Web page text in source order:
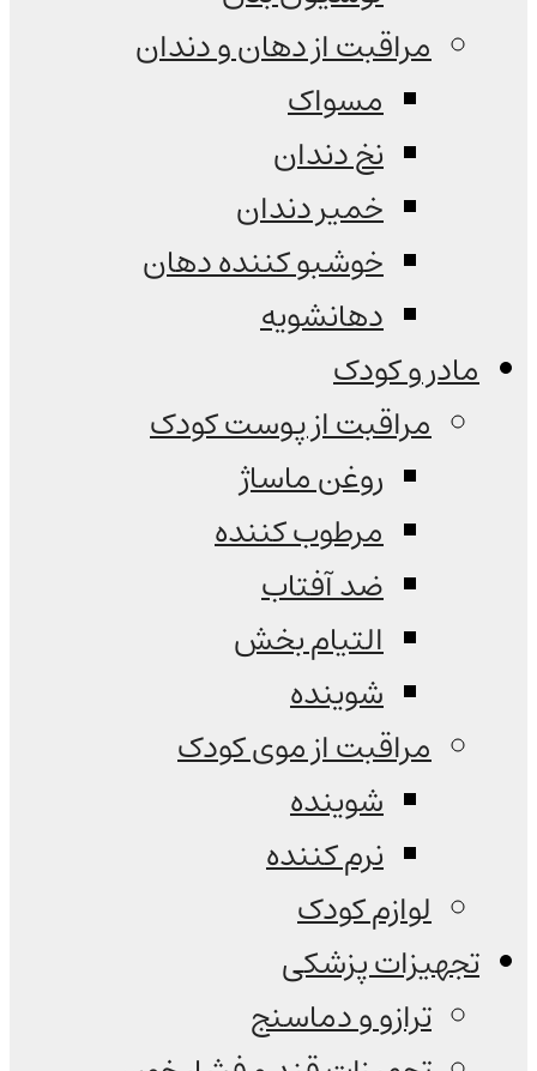
مراقبت از دهان و دندان
مسواک
نخ دندان
خمیر دندان
خوشبو کننده دهان
دهانشویه
مادر و کودک
مراقبت از پوست کودک
روغن ماساژ
مرطوب کننده
ضد آفتاب
التیام بخش
شوینده
مراقبت از موی کودک
شوینده
نرم کننده
لوازم کودک
تجهیزات پزشکی
ترازو و دماسنج